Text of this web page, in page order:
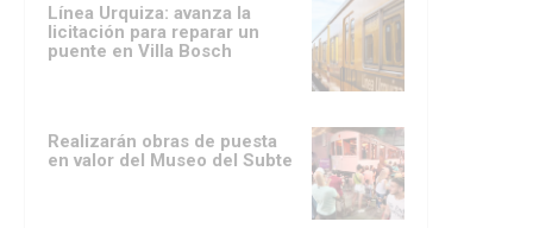
Línea Urquiza: avanza la
licitación para reparar un
puente en Villa Bosch
Realizarán obras de puesta
en valor del Museo del Subte